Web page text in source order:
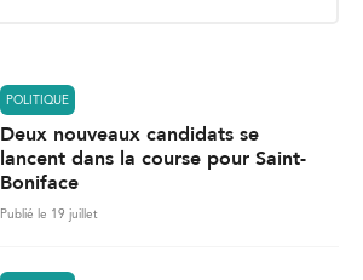
POLITIQUE
Deux nouveaux candidats se
lancent dans la course pour Saint-
Boniface
Publié le 19 juillet